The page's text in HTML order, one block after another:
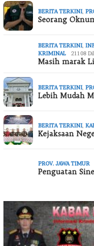
BERITA TERKINI,
Seorang
BERITA TERKINI,
KRIMINAL
21108
Masih marak
BERITA TERKINI,
Lebih Mudah
BERITA TERKINI,
Kejaksaan
PROV. JAWA TIMUR
Penguatan